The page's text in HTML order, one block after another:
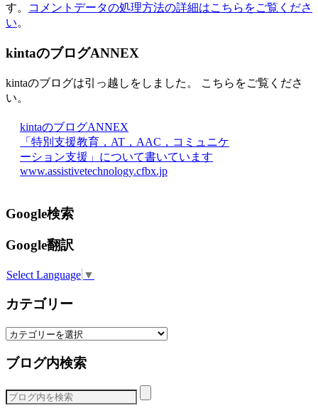
す。
コメントデータの処理方法の詳細はこちらをご覧くださ
い。
kintaのブログANNEX
kintaのブログは引っ越しをしました。 こちらをご覧くださ
い。
kintaのブログANNEX
「特別支援教育，AT，AAC，コミュニケ
ーション支援」について書いています
www.assistivetechnology.cfbx.jp
Google検索
Google翻訳
Select Language ▼
カテゴリー
カ
ゴ
ー
ブログ内検索